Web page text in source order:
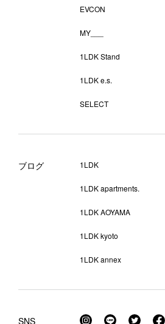
EVCON
MY___
1LDK Stand
1LDK e.s.
SELECT
ブログ 1LDK
1LDK apartments.
1LDK AOYAMA
1LDK kyoto
1LDK annex
SNS